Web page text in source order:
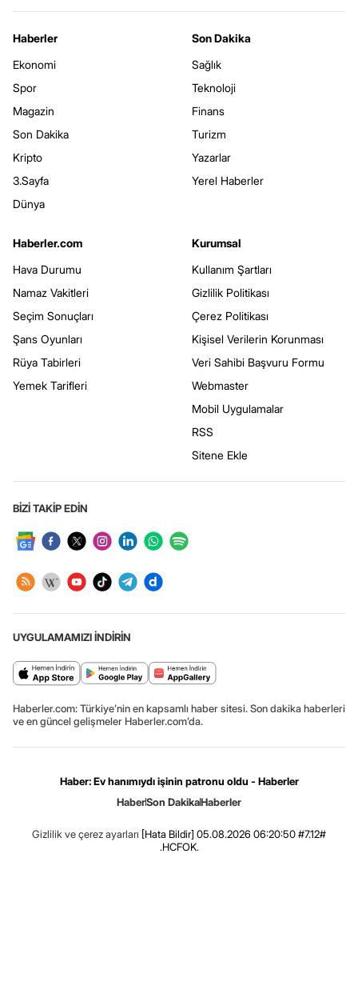
Haberler
Ekonomi
Spor
Magazin
Son Dakika
Kripto
3.Sayfa
Dünya
Son Dakika
Sağlık
Teknoloji
Finans
Turizm
Yazarlar
Yerel Haberler
Haberler.com
Hava Durumu
Namaz Vakitleri
Seçim Sonuçları
Şans Oyunları
Rüya Tabirleri
Yemek Tarifleri
Kurumsal
Kullanım Şartları
Gizlilik Politikası
Çerez Politikası
Kişisel Verilerin Korunması
Veri Sahibi Başvuru Formu
Webmaster
Mobil Uygulamalar
RSS
Sitene Ekle
BİZİ TAKİP EDİN
UYGULAMAMIZI İNDİRİN
Haberler.com: Türkiye’nin en kapsamlı haber sitesi. Son dakika haberleri
ve en güncel gelişmeler Haberler.com’da.
Haber: Ev hanımıydı işinin patronu oldu - Haberler
HaberSon DakikaHaberler
Gizlilik ve çerez ayarları [Hata Bildir] 05.08.2026 06:20:50 #7.12#
.HCFOK.